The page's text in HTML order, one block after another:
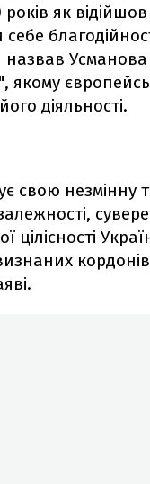
років як
назвав
якому
діяльності.
свою незмінну
цілісності